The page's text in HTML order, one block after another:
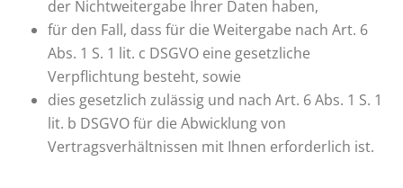
der Nichtweitergabe Ihrer Daten haben,
für den Fall, dass für die Weitergabe nach Art. 6
Abs. 1 S. 1 lit. c DSGVO eine gesetzliche
Verpflichtung besteht, sowie
dies gesetzlich zulässig und nach Art. 6 Abs. 1 S. 1
lit. b DSGVO für die Abwicklung von
Vertragsverhältnissen mit Ihnen erforderlich ist.